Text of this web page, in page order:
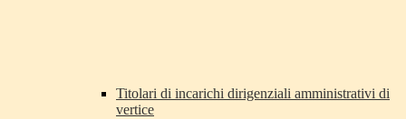
Titolari di incarichi dirigenziali amministrativi di
vertice